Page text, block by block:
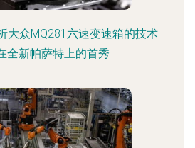
大众MQ281六速变速箱的技术
全新帕萨特上的首秀